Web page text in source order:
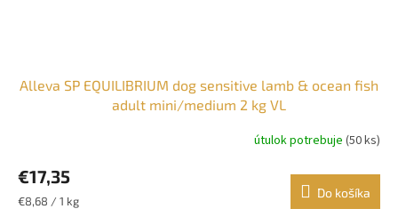
Alleva SP EQUILIBRIUM dog sensitive lamb & ocean fish
adult mini/medium 2 kg VL
útulok potrebuje (50 ks)
€17,35
Jednotková
€8,68 / 1 kg
Do košíka